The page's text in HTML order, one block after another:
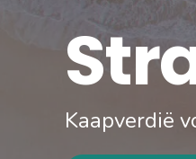
Kaapverdië